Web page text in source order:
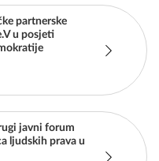
partnerske
u posjeti
javni forum
ljudskih prava u